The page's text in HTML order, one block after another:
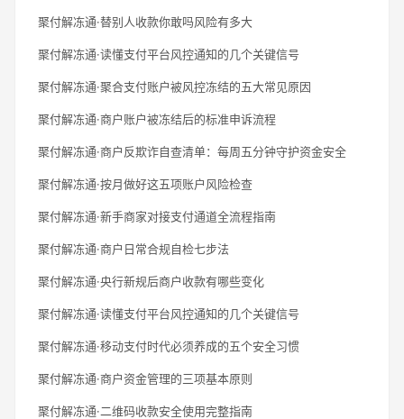
聚付解冻通·替别人收款你敢吗风险有多大
聚付解冻通·读懂支付平台风控通知的几个关键信号
聚付解冻通·聚合支付账户被风控冻结的五大常见原因
聚付解冻通·商户账户被冻结后的标准申诉流程
聚付解冻通·商户反欺诈自查清单：每周五分钟守护资金安全
聚付解冻通·按月做好这五项账户风险检查
聚付解冻通·新手商家对接支付通道全流程指南
聚付解冻通·商户日常合规自检七步法
聚付解冻通·央行新规后商户收款有哪些变化
聚付解冻通·读懂支付平台风控通知的几个关键信号
聚付解冻通·移动支付时代必须养成的五个安全习惯
聚付解冻通·商户资金管理的三项基本原则
聚付解冻通·二维码收款安全使用完整指南